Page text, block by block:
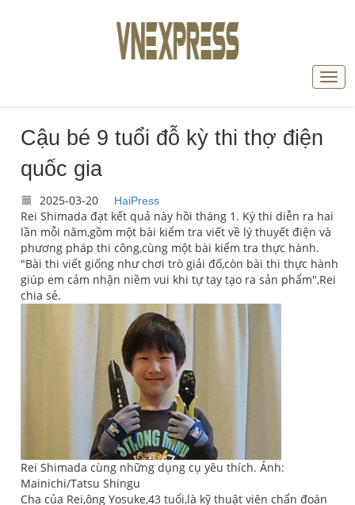
Cậu bé 9 tuổi đỗ kỳ thi thợ điện
quốc gia
2025-03-20 HaiPress
Rei Shimada đạt kết quả này hồi tháng 1. Kỳ thi diễn ra hai
lần mỗi năm,gồm một bài kiểm tra viết về lý thuyết điện và
phương pháp thi công,cùng một bài kiểm tra thực hành.
"Bài thi viết giống như chơi trò giải đố,còn bài thi thực hành
giúp em cảm nhận niềm vui khi tự tay tạo ra sản phẩm",Rei
chia sẻ.
Rei Shimada cùng những dụng cụ yêu thích. Ảnh:
Mainichi/Tatsu Shingu
Cha của Rei,ông Yosuke,43 tuổi,là kỹ thuật viên chẩn đoán